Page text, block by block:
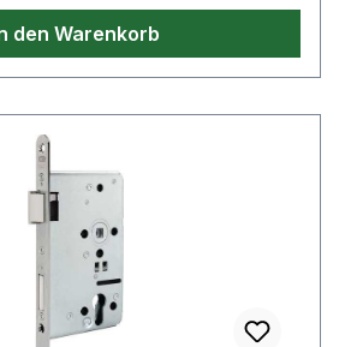
geschlossen ·
20mm
den Warenkorb